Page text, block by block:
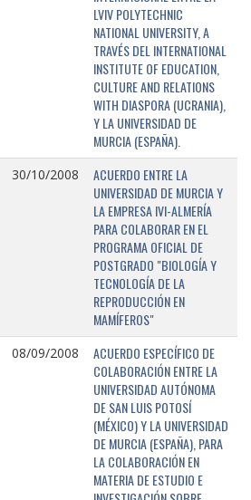
LVIV POLYTECHNIC
NATIONAL UNIVERSITY, A
TRAVÉS DEL INTERNATIONAL
INSTITUTE OF EDUCATION,
CULTURE AND RELATIONS
WITH DIASPORA (UCRANIA),
Y LA UNIVERSIDAD DE
MURCIA (ESPAÑA).
30/10/2008
ACUERDO ENTRE LA
UNIVERSIDAD DE MURCIA Y
LA EMPRESA IVI-ALMERÍA
PARA COLABORAR EN EL
PROGRAMA OFICIAL DE
POSTGRADO "BIOLOGÍA Y
TECNOLOGÍA DE LA
REPRODUCCIÓN EN
MAMÍFEROS"
08/09/2008
ACUERDO ESPECÍFICO DE
COLABORACIÓN ENTRE LA
UNIVERSIDAD AUTÓNOMA
DE SAN LUIS POTOSÍ
(MÉXICO) Y LA UNIVERSIDAD
DE MURCIA (ESPAÑA), PARA
LA COLABORACIÓN EN
MATERIA DE ESTUDIO E